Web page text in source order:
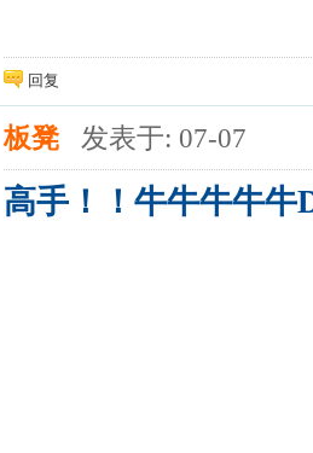
回复
板凳 发表于: 07-07
高手！！牛牛牛牛